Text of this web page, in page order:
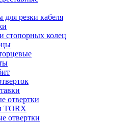
резки кабеля
стопорных колец
отвертки
TORX
отвертки